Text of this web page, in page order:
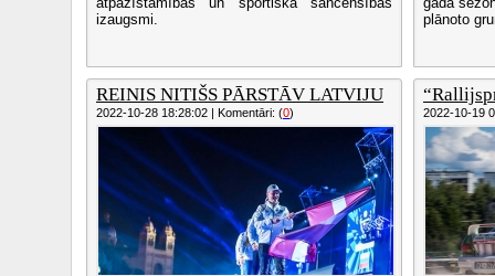
izaugsmi.
plānoto
REINIS NITIŠS PĀRSTĀV LATVIJU
2022-10-28 18:28:02 | Komentāri: (0) 2022-10-19